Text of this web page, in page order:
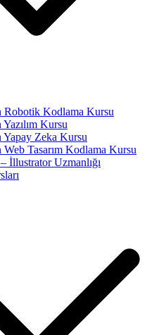
Robotik Kodlama Kursu
Kursu
Zeka Kursu
Tasarım Kodlama Kursu
İllustrator Uzmanlığı